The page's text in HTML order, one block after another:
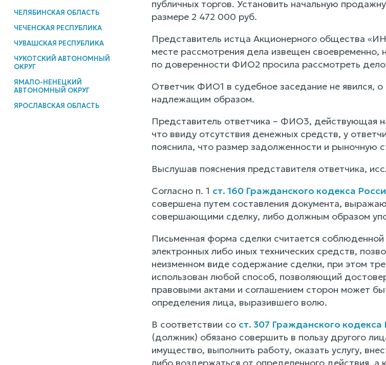
ЧЕЛЯБИНСКАЯ ОБЛАСТЬ
ЧЕЧЕНСКАЯ РЕСПУБЛИКА
ЧУВАШСКАЯ РЕСПУБЛИКА
ЧУКОТСКИЙ АВТОНОМНЫЙ
ОКРУГ
ЯМАЛО-НЕНЕЦКИЙ
АВТОНОМНЫЙ ОКРУГ
ЯРОСЛАВСКАЯ ОБЛАСТЬ
публичных торгов. Установить начальную
размере 2 472 000 руб.
Представитель истца Акционерного общества
месте рассмотрения дела извещен
по доверенности ФИО2 просила рассмотреть дело
Ответчик ФИО1 в судебное заседание не явился,
надлежащим образом.
Представитель ответчика – ФИО3, действующая
что ввиду отсутствия денежных средств, у
пояснила, что размер задолженности и рыночную
Выслушав пояснения представителя ответчика,
Согласно п. 1 ст. 160 Гражданского кодекса
совершена путем составления документа,
совершающими сделку, либо должным образом
Письменная форма сделки считается
электронных либо иных технических средств,
неизменном виде содержание сделки, при этом
использован любой способ, позволяющий
правовыми актами и соглашением сторон может
определения лица, выразившего волю.
В соответствии со ст. 307 Гражданского
(должник) обязано совершить в пользу другого
имущество, выполнить работу, оказать услугу,